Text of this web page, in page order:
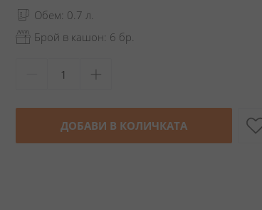
Обем: 0.7 л.
Брой в кашон: 6 бр.
ДОБАВИ В КОЛИЧКАТА